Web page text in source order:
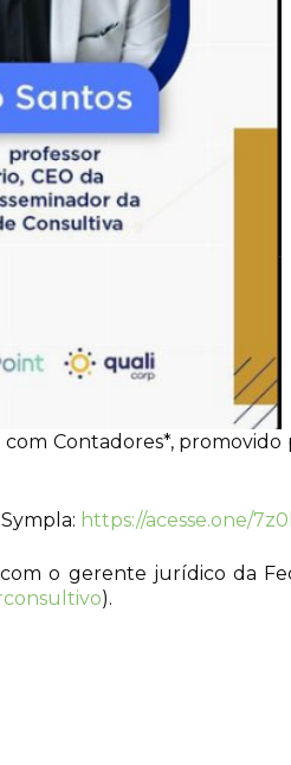
com Contadores*,
https://acesse.one/
o gerente jurídico da
).